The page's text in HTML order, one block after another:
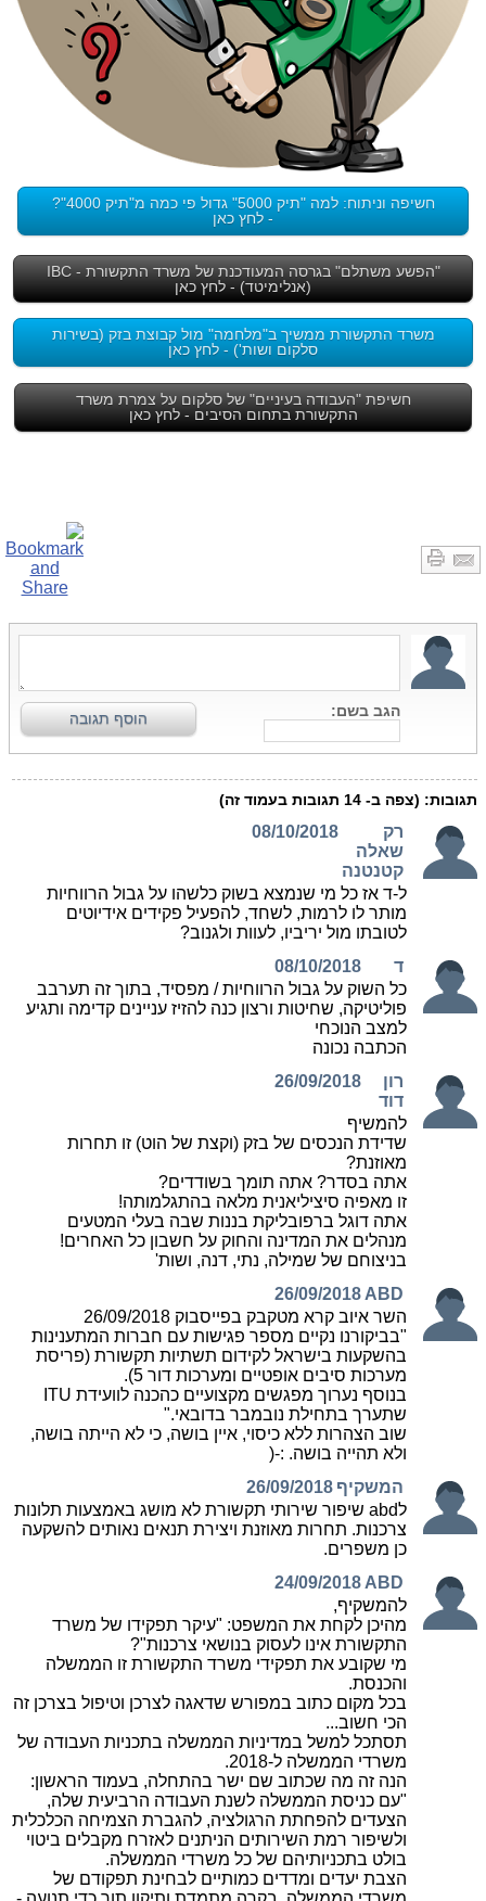
חשיפה וניתוח: למה "תיק 5000" גדול פי כמה מ"תיק 4000"?
- לחץ כאן
"הפשע משתלם" בגרסה המעודכנת של משרד התקשורת - IBC
(אנלימיטד) - לחץ כאן
משרד התקשורת ממשיך ב"מלחמה" מול קבוצת בזק (בשירות
סלקום ושות') - לחץ כאן
חשיפת "העבודה בעיניים" של סלקום על צמרת משרד
התקשורת בתחום הסיבים - לחץ כאן